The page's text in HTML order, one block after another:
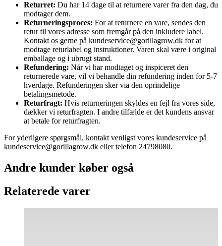
Returret: Du har 14 dage til at returnere varer fra den dag, du
modtager dem.
Returneringsproces: For at returnere en vare, sendes den
retur til vores adresse som fremgår på den inkludere label.
Kontakt os gerne på kundeservice@gorillagrow.dk for at
modtage returlabel og instruktioner. Varen skal være i original
emballage og i ubrugt stand.
Refundering: Når vi har modtaget og inspiceret den
returnerede vare, vil vi behandle din refundering inden for 5-7
hverdage. Refunderingen sker via den oprindelige
betalingsmetode.
Returfragt: Hvis returneringen skyldes en fejl fra vores side,
dækker vi returfragten. I andre tilfælde er det kundens ansvar
at betale for returfragten.
For yderligere spørgsmål, kontakt venligst vores kundeservice på
kundeservice@gorillagrow.dk eller telefon 24798080.
Andre kunder køber også
Relaterede varer